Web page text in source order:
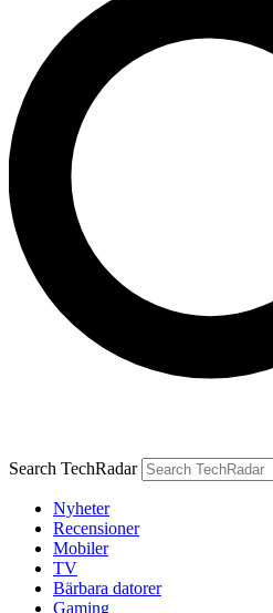
Search TechRadar
Nyheter
Recensioner
Mobiler
TV
Bärbara datorer
Gaming